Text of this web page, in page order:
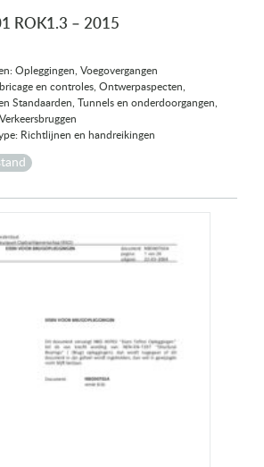
ROK1.3 – 2015
Opleggingen, Voegovergangen
en controles, Ontwerpaspecten,
Standaarden, Tunnels en onderdoorgangen,
Richtlijnen en handreikingen